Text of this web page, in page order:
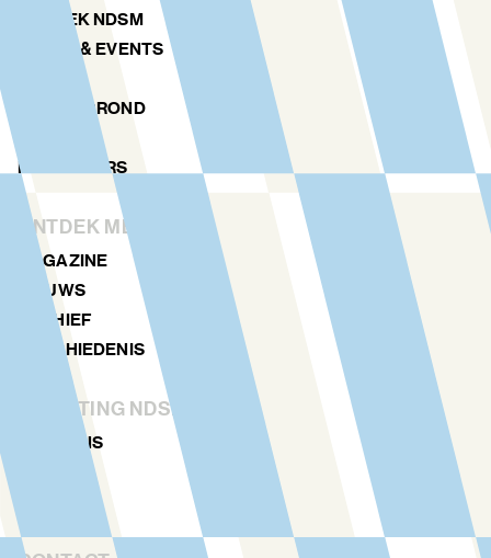
ONTDEK NDSM
KUNST & EVENTS
AGENDA
PLATTEGROND
LOCATIES
NDSM TOERS
ONTDEK MEER
MAGAZINE
NIEUWS
ARCHIEF
GESCHIEDENIS
STICHTING NDSM-WERF
OVER ONS